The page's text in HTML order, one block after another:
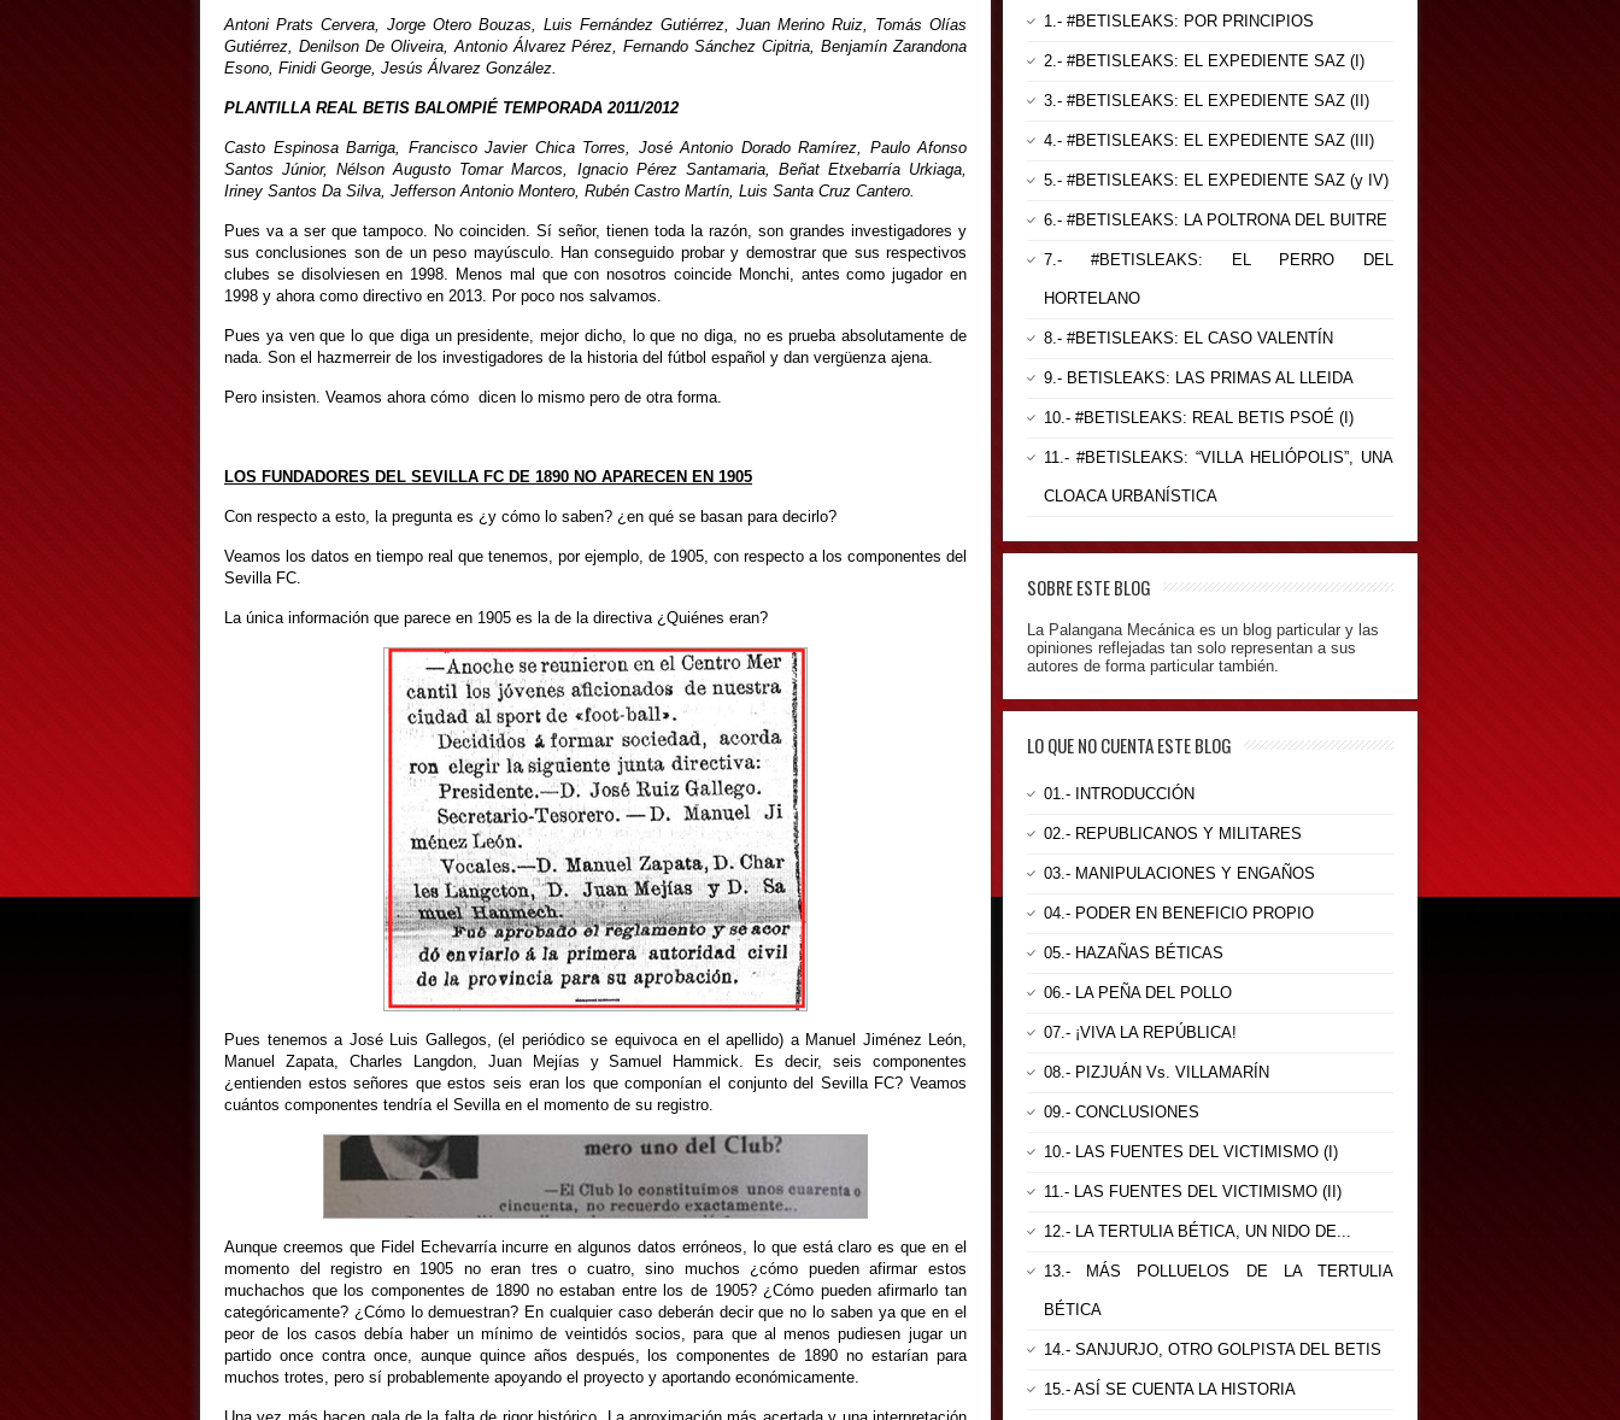
Antoni Prats Cervera, Jorge Otero Bouzas, Luis Fernández Gutiérrez, Juan Merino Ruiz, Tomás Olías
Gutiérrez, Denilson De Oliveira, Antonio Álvarez Pérez, Fernando Sánchez Cipitria, Benjamín Zarandona
Esono, Finidi George, Jesús Álvarez González.
PLANTILLA REAL BETIS BALOMPIÉ TEMPORADA 2011/2012
Casto Espinosa Barriga, Francisco Javier Chica Torres, José Antonio Dorado Ramírez, Paulo Afonso
Santos Júnior, Nélson Augusto Tomar Marcos, Ignacio Pérez Santamaria, Beñat Etxebarría Urkiaga,
Iriney Santos Da Silva, Jefferson Antonio Montero, Rubén Castro Martín, Luis Santa Cruz Cantero.
Pues va a ser que tampoco. No coinciden. Sí señor, tienen toda la razón, son grandes investigadores y
sus conclusiones son de un peso mayúsculo. Han conseguido probar y demostrar que sus respectivos
clubes se disolviesen en 1998. Menos mal que con nosotros coincide Monchi, antes como jugador en
1998 y ahora como directivo en 2013. Por poco nos salvamos.
Pues ya ven que lo que diga un presidente, mejor dicho, lo que no diga, no es prueba absolutamente de
nada. Son el hazmerreir de los investigadores de la historia del fútbol español y dan vergüenza ajena.
Pero insisten. Veamos ahora cómo dicen lo mismo pero de otra forma.
LOS FUNDADORES DEL SEVILLA FC DE 1890 NO APARECEN EN 1905
Con respecto a esto, la pregunta es ¿y cómo lo saben? ¿en qué se basan para decirlo?
Veamos los datos en tiempo real que tenemos, por ejemplo, de 1905, con respecto a los componentes del
Sevilla FC.
La única información que parece en 1905 es la de la directiva ¿Quiénes eran?
Pues tenemos a José Luis Gallegos, (el periódico se equivoca en el apellido) a Manuel Jiménez León,
Manuel Zapata, Charles Langdon, Juan Mejías y Samuel Hammick. Es decir, seis componentes
¿entienden estos señores que estos seis eran los que componían el conjunto del Sevilla FC? Veamos
cuántos componentes tendría el Sevilla en el momento de su registro.
Aunque creemos que Fidel Echevarría incurre en algunos datos erróneos, lo que está claro es que en el
momento del registro en 1905 no eran tres o cuatro, sino muchos ¿cómo pueden afirmar estos
muchachos que los componentes de 1890 no estaban entre los de 1905? ¿Cómo pueden afirmarlo tan
categóricamente? ¿Cómo lo demuestran? En cualquier caso deberán decir que no lo saben ya que en el
peor de los casos debía haber un mínimo de veintidós socios, para que al menos pudiesen jugar un
partido once contra once, aunque quince años después, los componentes de 1890 no estarían para
muchos trotes, pero sí probablemente apoyando el proyecto y aportando económicamente.
Una vez más hacen gala de la falta de rigor histórico. La aproximación más acertada y una interpretación
1.- #BETISLEAKS: POR PRINCIPIOS
2.- #BETISLEAKS: EL EXPEDIENTE SAZ (I)
3.- #BETISLEAKS: EL EXPEDIENTE SAZ (II)
4.- #BETISLEAKS: EL EXPEDIENTE SAZ (III)
5.- #BETISLEAKS: EL EXPEDIENTE SAZ (y IV)
6.- #BETISLEAKS: LA POLTRONA DEL BUITRE
7.- #BETISLEAKS: EL PERRO DEL
HORTELANO
8.- #BETISLEAKS: EL CASO VALENTÍN
9.- BETISLEAKS: LAS PRIMAS AL LLEIDA
10.- #BETISLEAKS: REAL BETIS PSOÉ (I)
11.- #BETISLEAKS: “VILLA HELIÓPOLIS”, UNA
CLOACA URBANÍSTICA
SOBRE ESTE BLOG
La Palangana Mecánica es un blog particular y las
opiniones reflejadas tan solo representan a sus
autores de forma particular también.
LO QUE NO CUENTA ESTE BLOG
01.- INTRODUCCIÓN
02.- REPUBLICANOS Y MILITARES
03.- MANIPULACIONES Y ENGAÑOS
04.- PODER EN BENEFICIO PROPIO
05.- HAZAÑAS BÉTICAS
06.- LA PEÑA DEL POLLO
07.- ¡VIVA LA REPÚBLICA!
08.- PIZJUÁN Vs. VILLAMARÍN
09.- CONCLUSIONES
10.- LAS FUENTES DEL VICTIMISMO (I)
11.- LAS FUENTES DEL VICTIMISMO (II)
12.- LA TERTULIA BÉTICA, UN NIDO DE...
13.- MÁS POLLUELOS DE LA TERTULIA
BÉTICA
14.- SANJURJO, OTRO GOLPISTA DEL BETIS
15.- ASÍ SE CUENTA LA HISTORIA